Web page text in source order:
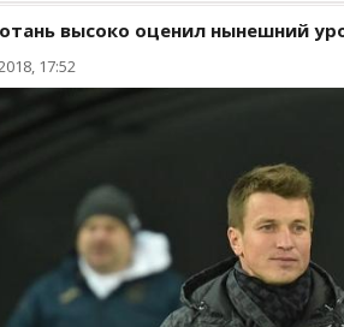
высоко оценил нынешний
17:52